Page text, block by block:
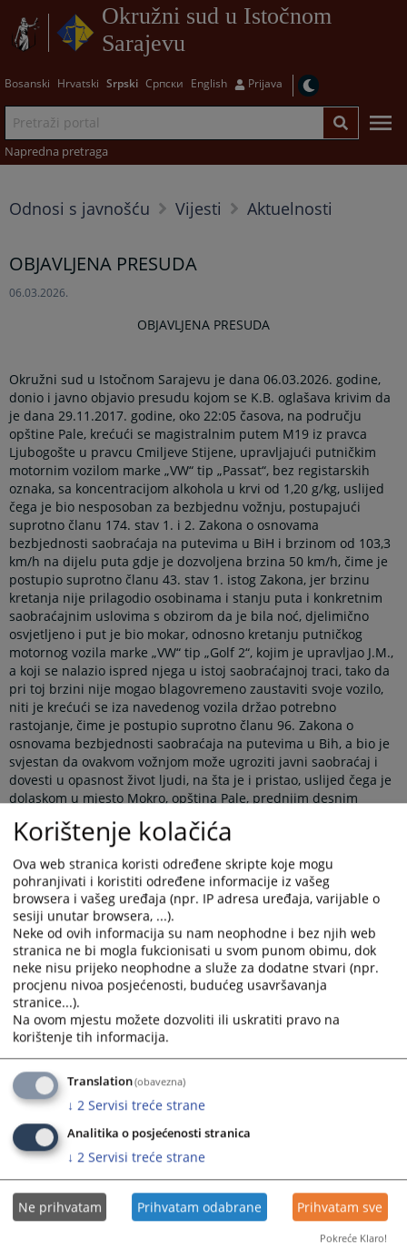
Okružni sud u Istočnom
Sarajevu
Bosanski Hrvatski Srpski Српски English Prijava
Napredna pretraga
Odnosi s javnošću Vijesti Aktuelnosti
OBJAVLJENA PRESUDA
06.03.2026.
OBJAVLJENA PRESUDA
Okružni sud u Istočnom Sarajevu je dana 06.03.2026. godine,
donio i javno objavio presudu kojom se K.B. oglašava krivim da
je dana 29.11.2017. godine, oko 22:05 časova, na području
opštine Pale, krećući se magistralnim putem M19 iz pravca
Ljubogošte u pravcu Cmiljeve Stijene, upravljajući putničkim
motornim vozilom marke „VW“ tip „Passat“, bez registarskih
oznaka, sa koncentracijom alkohola u krvi od 1,20 g/kg, uslijed
čega je bio nesposoban za bezbjednu vožnju, postupajući
suprotno članu 174. stav 1. i 2. Zakona o osnovama
bezbjednosti saobraćaja na putevima u BiH i brzinom od 103,3
km/h na dijelu puta gdje je dozvoljena brzina 50 km/h, čime je
postupio suprotno članu 43. stav 1. istog Zakona, jer brzinu
kretanja nije prilagodio osobinama i stanju puta i konkretnim
saobraćajnim uslovima s obzirom da je bila noć, djelimično
osvjetljeno i put je bio mokar, odnosno kretanju putničkog
motornog vozila marke „VW“ tip „Golf 2“, kojim je upravljao J.M.,
a koji se nalazio ispred njega u istoj saobraćajnoj traci, tako da
pri toj brzini nije mogao blagovremeno zaustaviti svoje vozilo,
niti je krećući se iza navedenog vozila držao potrebno
rastojanje, čime je postupio suprotno članu 96. Zakona o
osnovama bezbjednosti saobraćaja na putevima u Bih, a bio je
svjestan da ovakvom vožnjom može ugroziti javni saobraćaj i
dovesti u opasnost život ljudi, na šta je i pristao, uslijed čega je
dolaskom u mjesto Mokro, opština Pale, prednjim desnim
motornog vozila „VW“ tip „Golf 2“, kojim je upravljao J.M., a koje
je se nakon udara odbilo udesno i sletjelo sa kolovoza na desnu
stranu, gledano iz pravca Ljubogošte, kojom prilikom je vozač
vozila „VW Golf 2“ J.M. zadobio teške tjelesne povrede u vidu
preloma rebara sa lijeve strane od 1 do 7, preloma drugog
rebra sa desne strane, rastava stidnih kostiju i krvarenja u
mekim moždanicama, pa je uslijed iskrvarenja koje je
posljedica povreda plućne arterije i kvarenja u zatrbušni
prostor i mošnicu kod oštećenog nastupila smrt.
Dakle kao učesnik u saobraćaju na putevima nije se pridržavao
saobraćajnih propisa i time ugrozio javni saobraćaj i doveo u
opasnost život ljudi, pa je uslijed toga nastupila smrt jednog
lica.
Čime je počinio krivično djelo Ugrožavanje javnog saobraćaja iz
člana 402. stav 4., a u vezi sa stavom 1. Krivičnog zakonika
Republike Srpske, pa ga sud na osnovu navedenog zakonskog
propisa, te primjenom odredbi članova 41., 42. stav 1. tačke 2) i
4), 43., 46., 51. i 52 KZ RS, osuđuje na:
-kaznu zabrane upravljanja motornim vozilom „B“ kategorije, u
Korištenje kolačića
Ova web stranica koristi određene skripte koje mogu
pohranjivati i koristiti određene informacije iz vašeg
browsera i vašeg uređaja (npr. IP adresa uređaja, varijable o
sesiji unutar browsera, ...).
Neke od ovih informacija su nam neophodne i bez njih web
stranica ne bi mogla fukcionisati u svom punom obimu, dok
neke nisu prijeko neophodne a služe za dodatne stvari (npr.
procjenu nivoa posjećenosti, budućeg usavršavanja
stranice...).
Na ovom mjestu možete dozvoliti ili uskratiti pravo na
korištenje tih informacija.
Translation(obavezna)
↓ 2 Servisi treće strane
Analitika o posjećenosti stranica
↓ 2 Servisi treće strane
Ne prihvatam Prihvatam odabrane Prihvatam sve
Pokreće Klaro!